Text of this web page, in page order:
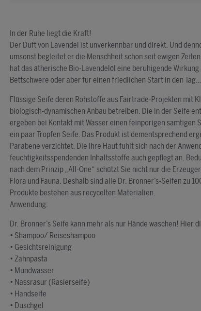
In der Ruhe liegt die Kraft!
Der Duft von Lavendel ist unverkennbar und direkt. Und
umsonst begleitet er die Menschheit schon seit ewigen
hat das ätherische Bio-Lavendelöl eine beruhigende
Bettschwere oder aber für einen friedlichen Start in den Tag…
Flüssige Seife deren Rohstoffe aus Fairtrade-Projekten mit
biologisch-dynamischen Anbau betreiben. Die in der Seife
ergeben bei Kontakt mit Wasser einen feinporigen samtigen
ein paar Tropfen Seife. Das Produkt ist dementsprechend
Parabene verzichtet. Die Ihre Haut fühlt sich nach der
feuchtigkeitsspendenden Inhaltsstoffe auch gepflegt an.
nach dem Prinzip „All-One“ schützt Sie nicht nur die
Flora und Fauna. Deshalb sind alle Dr. Bronner’s-Seifen zu
Produkte bestehen aus recycelten Materialien.
Anwendung:
Dr. Bronner’s Seife kann mehr als nur Hände waschen! Hier
• Shampoo/ Reiseshampoo
• Gesichtsreinigung
• Zahnpasta
• Mundwasser
• Nassrasur (Rasierseife)
• Handseife
• Duschgel